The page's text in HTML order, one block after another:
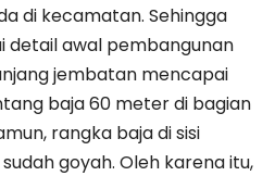
di kecamatan. Sehingga
detail awal pembangunan
jembatan mencapai
baja 60 meter di bagian
rangka baja di sisi
goyah. Oleh karena itu,